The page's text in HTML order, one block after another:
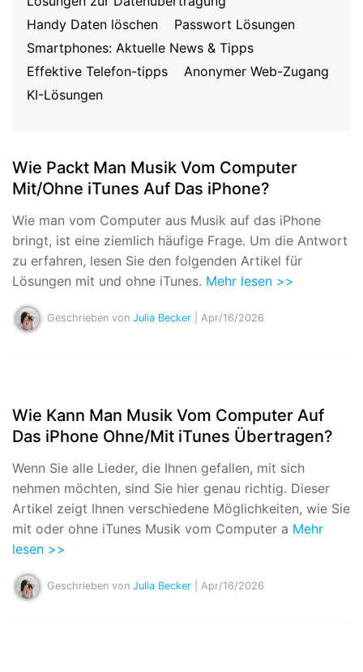
Suchen
Handy Daten löschen
Passwort Lösungen
Smartphones: Aktuelle News & Tipps
Effektive Telefon-tipps
Anonymer Web-Zugang
KI-Lösungen
Wie Packt Man Musik Vom Computer
Mit/Ohne iTunes Auf Das iPhone?
Wie man vom Computer aus Musik auf das iPhone
bringt, ist eine ziemlich häufige Frage. Um die Antwort
zu erfahren, lesen Sie den folgenden Artikel für
Lösungen mit und ohne iTunes. Mehr lesen >>
Geschrieben von Julia Becker | Apr/16/2026
Wie Kann Man Musik Vom Computer Auf
Das iPhone Ohne/Mit iTunes Übertragen?
Wenn Sie alle Lieder, die Ihnen gefallen, mit sich
nehmen möchten, sind Sie hier genau richtig. Dieser
Artikel zeigt Ihnen verschiedene Möglichkeiten, wie Sie
mit oder ohne iTunes Musik vom Computer a Mehr
lesen >>
Geschrieben von Julia Becker | Apr/16/2026